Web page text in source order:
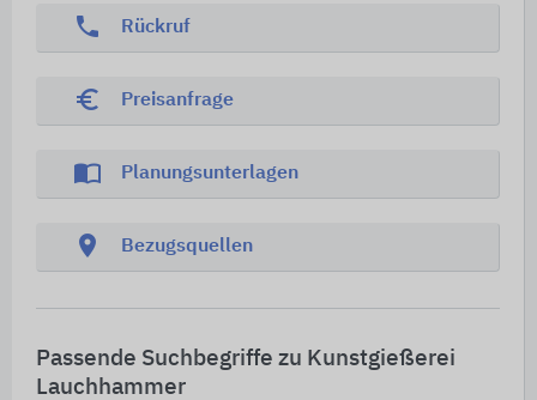
phone Rückruf
euro_symbol Preisanfrage
import_contacts Planungsunterlagen
location_on Bezugsquellen
Passende Suchbegriffe zu Kunstgießerei
Lauchhammer